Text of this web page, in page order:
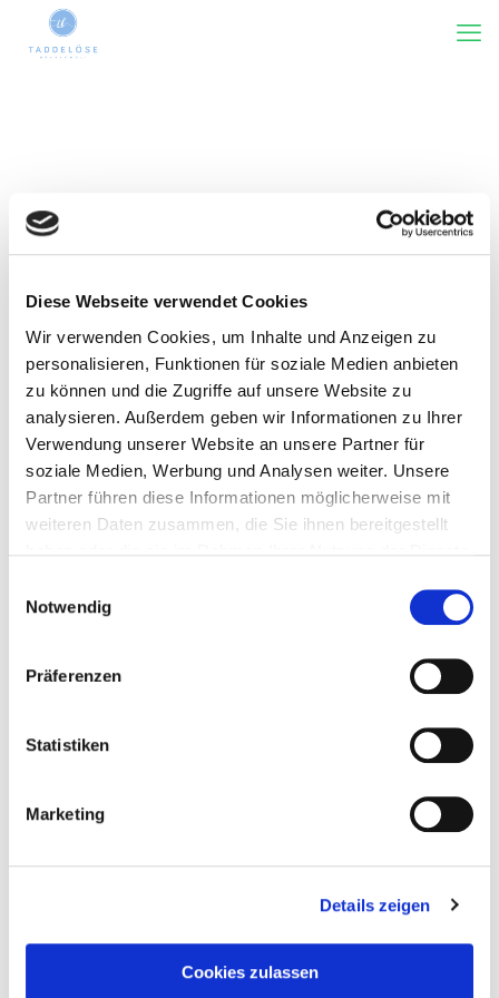
Diese Webseite verwendet Cookies
Wir verwenden Cookies, um Inhalte und Anzeigen zu
personalisieren, Funktionen für soziale Medien anbieten
zu können und die Zugriffe auf unsere Website zu
analysieren. Außerdem geben wir Informationen zu Ihrer
Verwendung unserer Website an unsere Partner für
soziale Medien, Werbung und Analysen weiter. Unsere
Partner führen diese Informationen möglicherweise mit
weiteren Daten zusammen, die Sie ihnen bereitgestellt
Notwendig
Präferenzen
Statistiken
Marketing
Details zeigen
Cookies zulassen
Kategorie(n) Tags
Rezensiert von
Zeige alles
Pupetta: Gute Mädchen gehorchen